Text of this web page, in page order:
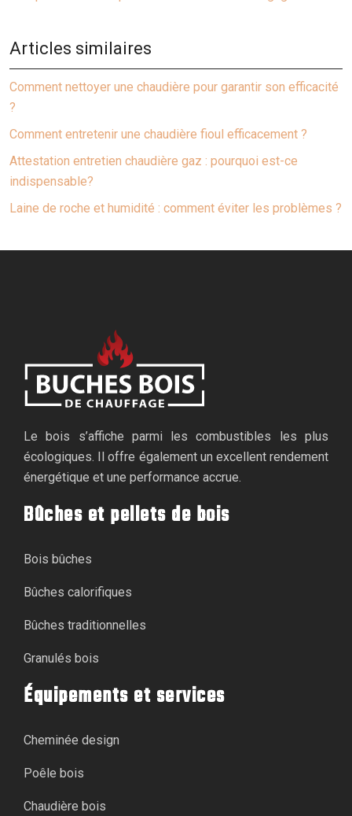
Articles similaires
Comment nettoyer une chaudière pour garantir son efficacité
?
Comment entretenir une chaudière fioul efficacement ?
Attestation entretien chaudière gaz : pourquoi est-ce
indispensable?
Laine de roche et humidité : comment éviter les problèmes ?
Le bois s’affiche parmi les combustibles les plus
écologiques. Il offre également un excellent rendement
énergétique et une performance accrue.
Bûches et pellets de bois
Bois bûches
Bûches calorifiques
Bûches traditionnelles
Granulés bois
Équipements et services
Cheminée design
Poêle bois
Chaudière bois